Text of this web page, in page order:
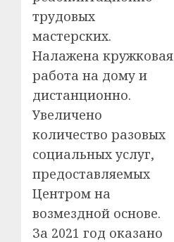
трудовых
мастерских.
Налажена кружковая
работа на дому и
дистанционно.
Увеличено
количество разовых
социальных услуг,
предоставляемых
Центром на
возмездной основе.
За 2021 год оказано